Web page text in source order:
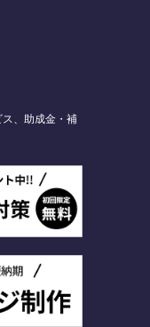
、助成金・補